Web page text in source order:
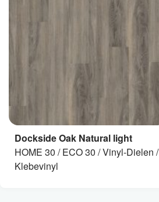
Dockside Oak Natural light
HOME 30 / ECO 30 / Vinyl-Dielen /
Klebevinyl